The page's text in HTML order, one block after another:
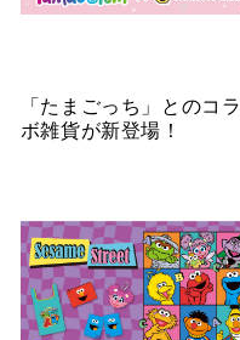
「たまごっち」とのコラ
ボ雑貨が新登場！